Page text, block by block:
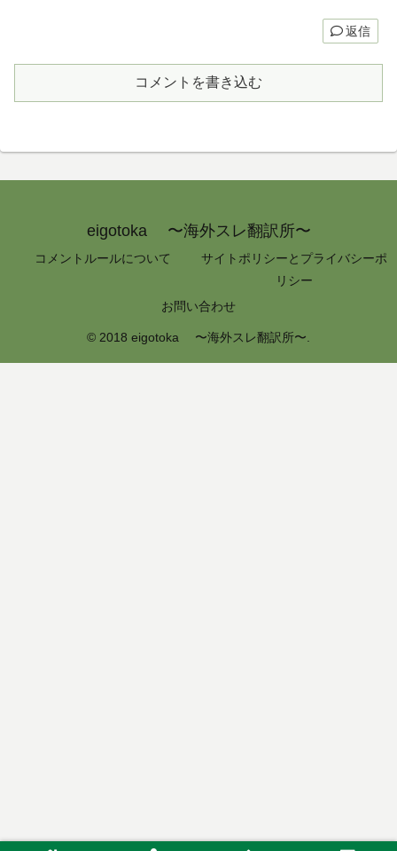
返信
コメントを書き込む
eigotoka 〜海外スレ翻訳所〜
コメントルールについて
サイトポリシーとプライバシーポ
リシー
お問い合わせ
© 2018 eigotoka 〜海外スレ翻訳所〜.